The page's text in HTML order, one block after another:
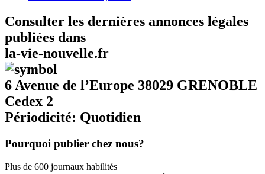
Consulter les dernières annonces légales
publiées dans
la-vie-nouvelle.fr
6 Avenue de l’Europe 38029 GRENOBLE
Cedex 2
Périodicité: Quotidien
Pourquoi publier chez nous?
Plus de 600 journaux habilités